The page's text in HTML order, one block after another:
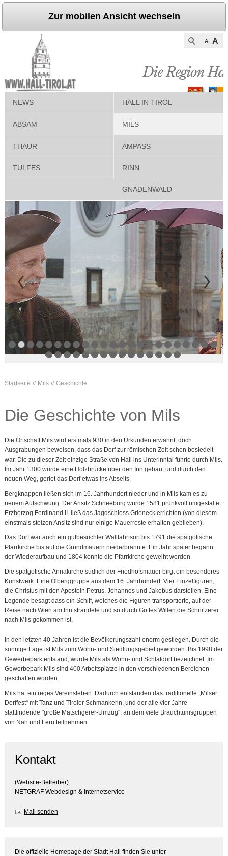
Zur mobilen Ansicht wechseln
A A
NEWS HALL IN TIROL
ABSAM MILS
THAUR AMPASS
TULFES RINN
GNADENWALD
Startseite Mils Geschichte
Die Geschichte von Mils
Die Ortschaft Mils wird erstmals 930 in den Urkunden erwähnt, doch
Ausgrabungen beweisen, dass das Dorf zur römischen Zeit schon besiedelt
war. Die zu dieser Zeit einzige Straße von Hall ins Unterinntal führte durch Mils.
Im Jahr 1300 wurde eine Holzbrücke über den Inn gebaut und durch den
neuen Weg, geriet das Dorf etwas ins Abseits.
Bergknappen ließen sich im 16. Jahrhundert nieder und in Mils kam es zu
neuem Aufschwung. Der Ansitz Schneeburg wurde 1581 prunkvoll umgestaltet.
Erzherzog Ferdinand II. ließ das Jagdschloss Grieneck errichten (von diesem
einstmals stolzen Ansitz sind nur einige Mauerreste erhalten geblieben).
Das Dorf war auch ein gutbesuchter Wallfahrtsort bis 1791 die spätgotische
Pfarrkirche bis auf die Grundmauern niederbrannte. Ein Jahr später begann
der Wiederaufbau und 1804 konnte die Pfarrkirche geweiht werden.
Die spätgotische Annakirche südlich der Friedhofsmauer birgt ein besonderes
Kunstwerk. Eine Ölberggruppe aus dem 16. Jahrhundert. Vier Einzelfiguren,
die Christus mit den Aposteln Petrus, Johannes und Jakobus darstellen. Eine
Legende besagt dass ein Schiff, welches die Figuren transportierte, auf der
Reise nach Wien am Inn strandete und so durch Gottes Willen die Schnitzerei
nach Mils gekommen ist.
In den letzten 40 Jahren ist die Bevölkerungszahl enorm gestiegen. Durch die
sonnige Lage ist Mils zum Wohn- und Siedlungsgebiet geworden. Bis 1998 der
Gewerbepark entstand, wurde Mils als Wohn- und Schlafdorf bezeichnet. Im
Gewerbepark Mils sind 400 Arbeitsplätze in den verschiedenen Bereichen
geschaffen worden.
Mils hat ein reges Vereinsleben. Dadurch entstanden das traditionelle „Milser
Dorffest“ mit Tanz und Tiroler Schmankerln, und der alle vier Jahre
stattfindende "große Matschgerer-Umzug", an dem viele Brauchtumsgruppen
von Nah und Fern teilnehmen.
Kontakt
(Website-Betreiber)
NETGRAF Webdesign & Internetservice
Mail senden
Die offizielle Homepage der Stadt Hall finden Sie unter